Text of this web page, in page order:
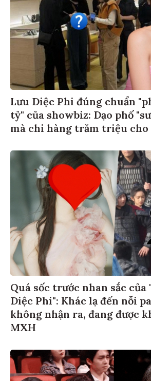
Lưu Diệc Phi đúng chuẩn
tỷ" của showbiz: Dạo phố
mà chi hàng trăm triệu cho
Quá sốc trước nhan sắc của
Diệc Phi": Khác lạ đến nỗi
không nhận ra, đang được
MXH